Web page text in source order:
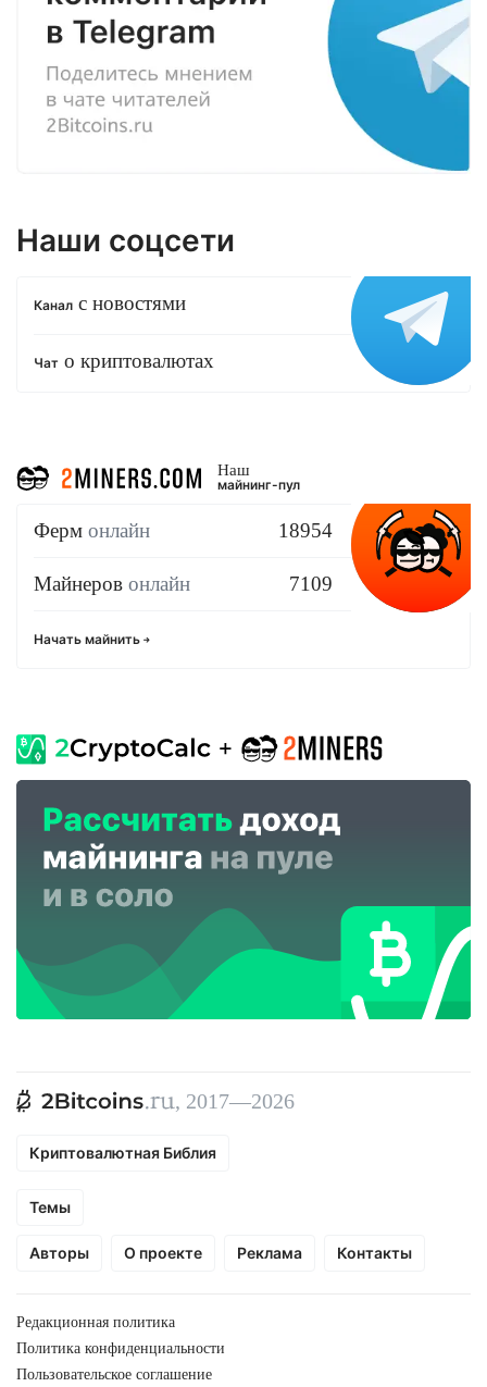
Наши соцсети
Канал с новостями
Чат о криптовалютах
Наш
майнинг-пул
Ферм онлайн 18954
Майнеров онлайн 7109
Начать майнить
, 2017—2026
Криптовалютная Библия
Темы
Авторы О проекте Реклама Контакты
Редакционная политика
Политика конфиденциальности
Пользовательское соглашение